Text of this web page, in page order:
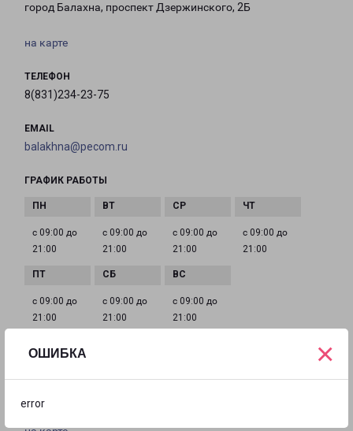
ОШИБКА
error
×
город Балахна, проспект Дзержинского, 2Б
на карте
ТЕЛЕФОН
8(831)234-23-75
EMAIL
balakhna@pecom.ru
ГРАФИК РАБОТЫ
с 09:00 до
21:00
с 09:00 до
21:00
с 09:00 до
21:00
с 09:00 до
21:00
с 09:00 до
21:00
с 09:00 до
21:00
с 09:00 до
21:00
ГОРОДЕЦ ОЗЕРНАЯ 11